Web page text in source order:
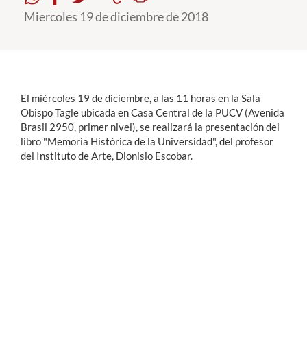
Alumni
Miercoles 19 de diciembre de 2018
El miércoles 19 de diciembre, a las 11 horas en la Sala
Obispo Tagle ubicada en Casa Central de la PUCV (Avenida
Brasil 2950, primer nivel), se realizará la presentación del
libro "Memoria Histórica de la Universidad", del profesor
del Instituto de Arte, Dionisio Escobar.